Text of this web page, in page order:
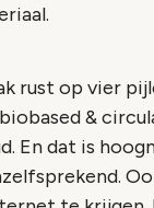
rust op vier
&
En dat is